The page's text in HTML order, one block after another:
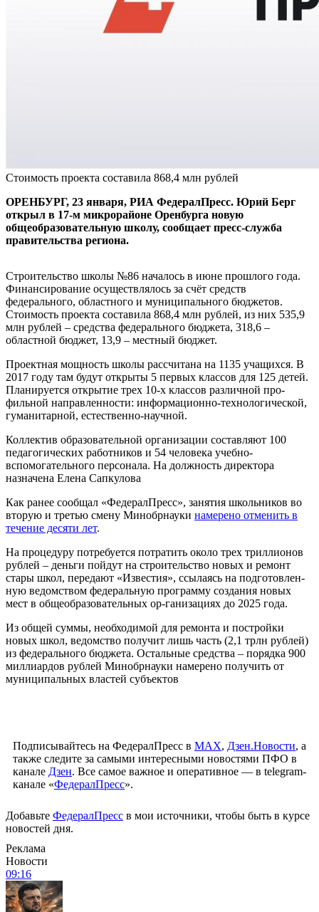
Стоимость проекта составила 868,4 млн рублей
ОРЕНБУРГ, 23 января, РИА ФедералПресс. Юрий Берг
открыл в 17-м микрорайоне Оренбурга новую
общеобразовательную школу, сообщает пресс-служба
правительства региона.
Строительство школы №86 началось в июне прошлого года.
Финансирование осуществлялось за счёт средств
федерального, областного и муниципального бюджетов.
Стоимость проекта составила 868,4 млн рублей, из них 535,9
млн рублей – средства федерального бюджета, 318,6 –
областной бюджет, 13,9 – местный бюджет.
Проектная мощность школы рассчитана на 1135 учащихся. В
2017 году там будут открыты 5 первых классов для 125 детей.
Планируется открытие трех 10-х классов различной про-
фильной направленности: информационно-технологической,
гуманитарной, естественно-научной.
Коллектив образовательной организации составляют 100
педагогических работников и 54 человека учебно-
вспомогательного персонала. На должность директора
назначена Елена Сапкулова
Как ранее сообщал «ФедералПресс», занятия школьников во
вторую и третью смену Минобрнауки намерено отменить в
течение десяти лет.
На процедуру потребуется потратить около трех триллионов
рублей – деньги пойдут на строительство новых и ремонт
стары школ, передают «Известия», ссылаясь на подготовлен-
ную ведомством федеральную программу создания новых
мест в общеобразовательных ор-ганизациях до 2025 года.
Из общей суммы, необходимой для ремонта и постройки
новых школ, ведомство получит лишь часть (2,1 трлн рублей)
из федерального бюджета. Остальные средства – порядка 900
миллиардов рублей Минобрнауки намерено получить от
муниципальных властей субъектов
Подписывайтесь на ФедералПресс в МАХ, Дзен.Новости, а
также следите за самыми интересными новостями ПФО в
канале Дзен. Все самое важное и оперативное — в telegram-
канале «ФедералПресс».
Добавьте ФедералПресс в мои источники, чтобы быть в курсе
новостей дня.
Реклама
Новости
09:16